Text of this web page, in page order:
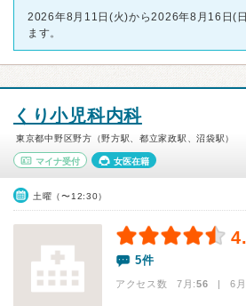
2026年8月11日(火)から2026年8月16日(
ます。
くり小児科内科
東京都中野区野方（野方駅、都立家政駅、沼袋駅）
マイナ受付 女医在籍
土曜（〜12:30）
5件
アクセス数 7月:56 | 6